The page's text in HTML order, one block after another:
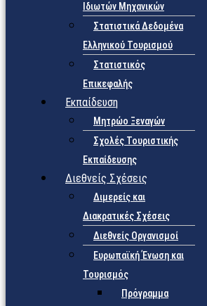
Ιδιωτών Μηχανικών
Στατιστικά Δεδομένα
Ελληνικού Τουρισμού
Στατιστικός
Επικεφαλής
Εκπαίδευση
Μητρώο Ξεναγών
Σχολές Τουριστικής
Εκπαίδευσης
Διεθνείς Σχέσεις
Διμερείς και
Διακρατικές Σχέσεις
Διεθνείς Οργανισμοί
Ευρωπαϊκή Ένωση και
Τουρισμός
Πρόγραμμα